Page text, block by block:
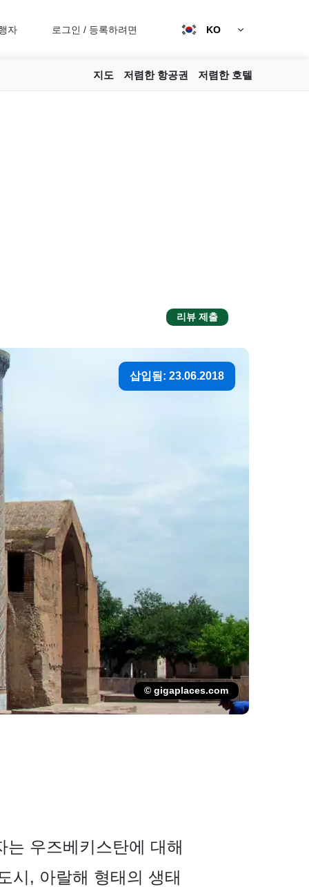
자 로그인 / 등록하려면 KO
지도 저렴한 항공권 저렴한 호텔
리뷰 제출
삽입됨: 23.06.2018
© gigaplaces.com
우즈베키스탄에 대해
시, 아랄해 형태의 생태